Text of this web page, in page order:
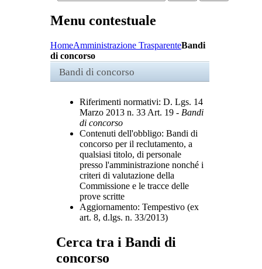
Menu contestuale
HomeAmministrazione TrasparenteBandi
di concorso
Bandi di concorso
Riferimenti normativi: D. Lgs. 14
Marzo 2013 n. 33 Art. 19 - Bandi
di concorso
Contenuti dell'obbligo: Bandi di
concorso per il reclutamento, a
qualsiasi titolo, di personale
presso l'amministrazione nonché i
criteri di valutazione della
Commissione e le tracce delle
prove scritte
Aggiornamento: Tempestivo (ex
art. 8, d.lgs. n. 33/2013)
Cerca tra i Bandi di
concorso